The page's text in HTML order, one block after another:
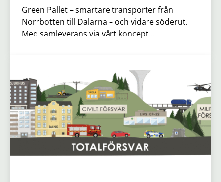
Green Pallet – smartare transporter från
Norrbotten till Dalarna – och vidare söderut.
Med samleverans via vårt koncept...